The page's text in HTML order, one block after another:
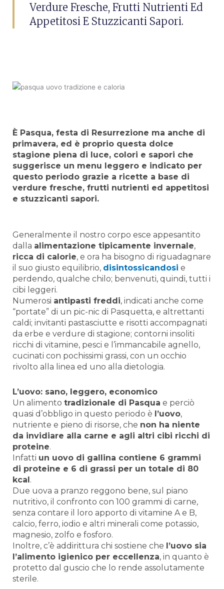
Verdure Fresche, Frutti Nutrienti Ed
Appetitosi E Stuzzicanti Sapori.
È Pasqua, festa di Resurrezione ma anche di
primavera, ed è proprio questa dolce
stagione piena di luce, colori e sapori che
suggerisce un menu leggero e indicato per
questo periodo grazie a ricette a base di
verdure fresche, frutti nutrienti ed appetitosi
e stuzzicanti sapori.
Generalmente il nostro corpo esce appesantito
dalla alimentazione tipicamente invernale,
ricca di calorie, e ora ha bisogno di riguadagnare
il suo giusto equilibrio, disintossicandosi e
perdendo, qualche chilo; benvenuti, quindi, tutti i
cibi leggeri.
Numerosi antipasti freddi, indicati anche come
“portate” di un pic-nic di Pasquetta, e altrettanti
caldi; invitanti pastasciutte e risotti accompagnati
da erbe e verdure di stagione; contorni insoliti
ricchi di vitamine, pesci e l’immancabile agnello,
cucinati con pochissimi grassi, con un occhio
rivolto alla linea ed uno alla dietologia.
L’uovo: sano, leggero, economico
Un alimento tradizionale di Pasqua e perciò
quasi d’obbligo in questo periodo è l’uovo,
nutriente e pieno di risorse, che non ha niente
da invidiare alla carne e agli altri cibi ricchi di
proteine.
Infatti un uovo di gallina contiene 6 grammi
di proteine e 6 di grassi per un totale di 80
kcal .
Due uova a pranzo reggono bene, sul piano
nutritivo, il confronto con 100 grammi di carne,
senza contare il loro apporto di vitamine A e B,
calcio, ferro, iodio e altri minerali come potassio,
magnesio, zolfo e fosforo.
Inoltre, c’è addirittura chi sostiene che l’uovo sia
l’alimento igienico per eccellenza, in quanto è
protetto dal guscio che lo rende assolutamente
sterile.